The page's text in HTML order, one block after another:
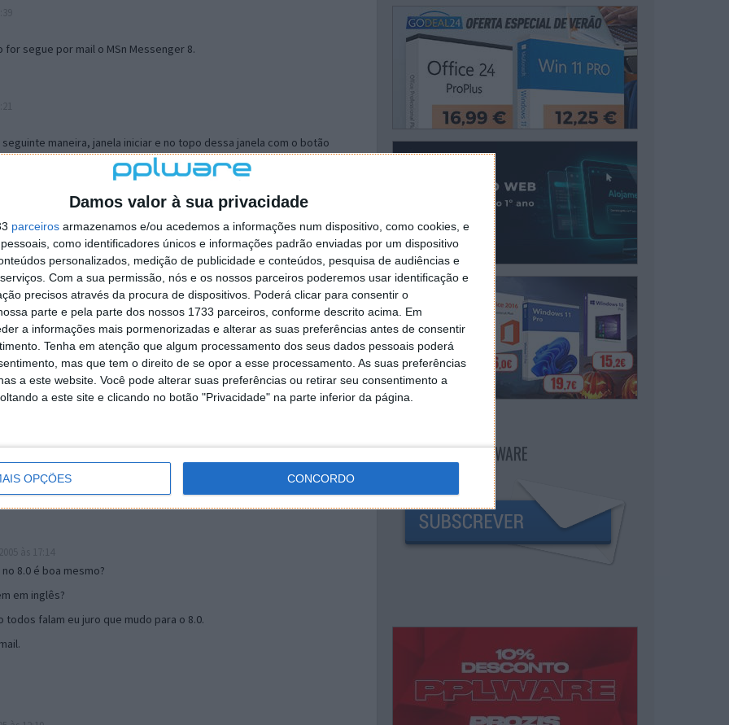
Damos valor à sua privacidade
parceiros armazenamos e/ou acedemos a informações num dispositivo, como cookies, e
como identificadores únicos e informações padrão enviadas por um dispositivo
personalizados, medição de publicidade e conteúdos, pesquisa de audiências e
Com a sua permissão, nós e os nossos parceiros poderemos usar identificação e
precisos através da procura de dispositivos. Poderá clicar para consentir o
parte e pela parte dos nossos 1733 parceiros, conforme descrito acima. Em
a informações mais pormenorizadas e alterar as suas preferências antes de consentir
Tenha em atenção que algum processamento dos seus dados pessoais poderá
mas que tem o direito de se opor a esse processamento. As suas preferências
a este website. Você pode alterar suas preferências ou retirar seu consentimento a
a este site e clicando no botão "Privacidade" na parte inferior da página.
OPÇÕES CONCORDO
for segue por mail o MSn Messenger 8.
maneira, janela iniciar e no topo dessa janela com o botão
separador Menu ‘Iniciar’ clica no botão ‘Personalizar’ aí
escolheres o Browser com que queres navegar e o gestor de
ao teu Firefox e nas ferramentas ou tools escolhes ‘Opções’ ou
e logo perto do fim encontras um local para colocares um visto
é o browser predefinido.
mail algum.
17:00
8.0 é boa mesmo?
em inglês?
falam eu juro que mudo para o 8.0.
NEWSLETTER PPLWARE